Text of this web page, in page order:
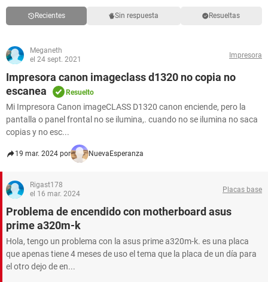
Recientes Sin respuesta Resueltas
Meganeth
el 24 sept. 2021
Impresora
Impresora canon imageclass d1320 no copia no
escanea
Resuelto
Mi Impresora Canon imageCLASS D1320 canon enciende, pero la
pantalla o panel frontal no se ilumina,. cuando no se ilumina no saca
copias y no esc...
19 mar. 2024 por NuevaEsperanza
Rigast178
el 16 mar. 2024
Placas base
Problema de encendido con motherboard asus
prime a320m-k
Hola, tengo un problema con la asus prime a320m-k. es una placa
que apenas tiene 4 meses de uso el tema que la placa de un día para
el otro dejo de en...